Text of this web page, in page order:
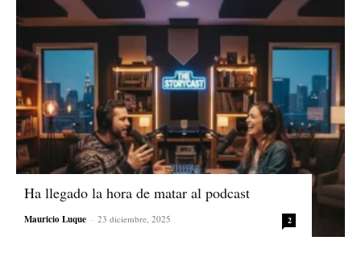
Ha llegado la hora de matar al podcast
Mauricio Luque - 23 diciembre, 2025 2